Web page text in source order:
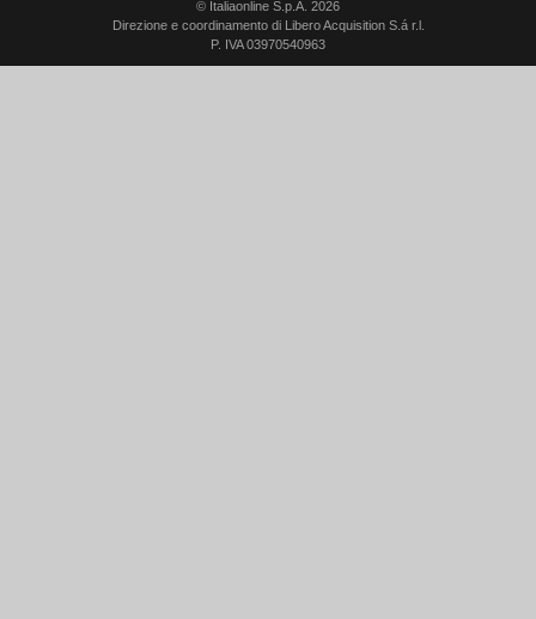
© Italiaonline S.p.A. 2026
Direzione e coordinamento di Libero Acquisition S.á r.l.
P. IVA 03970540963